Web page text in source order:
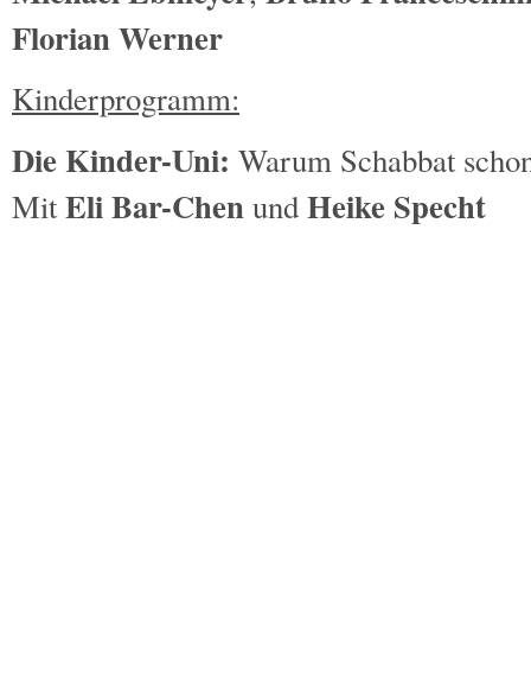
Florian Werner
Kinderprogramm:
Die Kinder-Uni: Warum Schabbat
MitEli Bar-ChenundHeike Specht